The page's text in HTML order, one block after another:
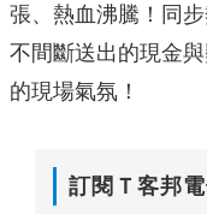
張、熱血沸騰！同
不間斷送出的現金
的現場氣氛！
訂閱Ｔ客邦